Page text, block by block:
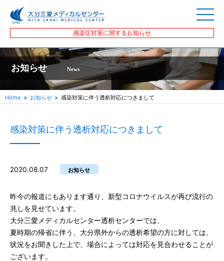
感染症対策に関するお知らせ
お知らせ News
Home お知らせ 感染対策に伴う透析対応につきまして
感染対策に伴う透析対応につきまして
2020.08.07 お知らせ
昨今の報道にもあります通り、新型コロナウイルスが再び流行の
兆しを見せています。
大分三愛メディカルセンター透析センターでは、
夏時期の帰省に伴う、大分県外からの透析希望の方に対しては、
状況をお聞きした上で、場合によっては対応を見合わせることが
ございます。